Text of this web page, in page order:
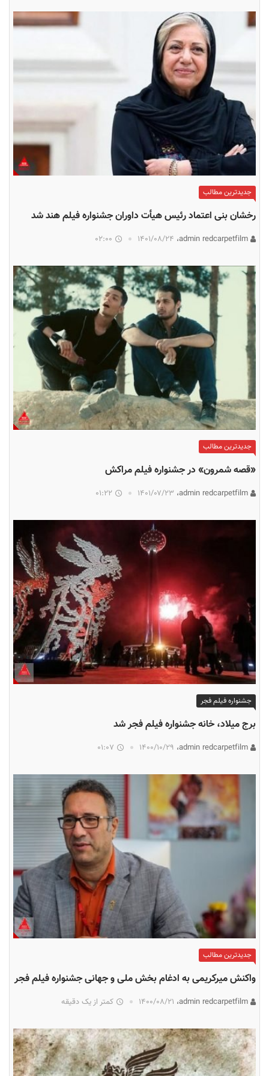
جدیدترین مطالب
رخشان بنی اعتماد رئیس هیأت داوران جشنواره فیلم هند شد
۱۴۰۱/۰۸/۲۴ 02:00
جدیدترین مطالب
«قصه شمرون» در جشنواره فیلم مراکش
۱۴۰۱/۰۷/۲۳ 01:22
جشنواره فیلم فجر
برج میلاد، خانه جشنواره فیلم فجر شد
۱۴۰۰/۱۰/۲۹ 01:07
جدیدترین مطالب
واکنش میرکریمی به ادغام بخش ملی و جهانی جشنواره فیلم فجر
۱۴۰۰/۰۸/۲۱ کمتر از یک دقیقه